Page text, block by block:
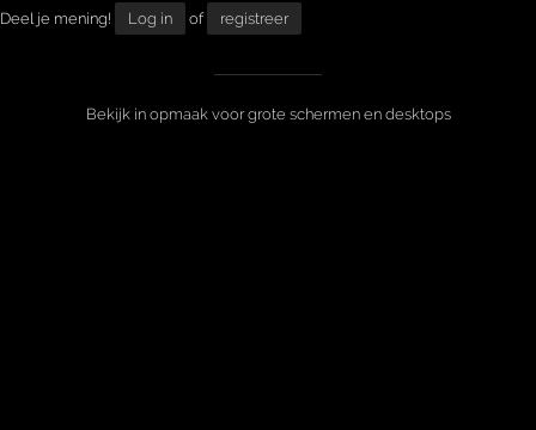
Deel je mening! Log in of registreer
Bekijk in opmaak voor grote schermen en desktops